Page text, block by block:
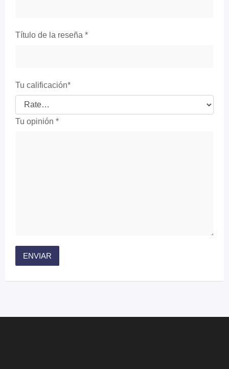
Título de la reseña *
Tu calificación*
Tu opinión *